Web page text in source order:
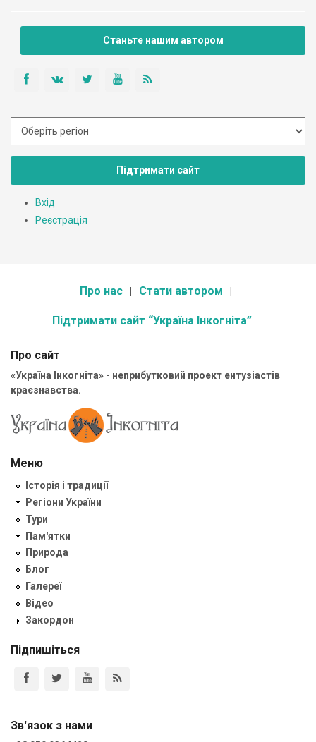
Станьте нашим автором
Підтримати сайт
Вхід
Реєстрація
Про нас Стати автором
Підтримати сайт “Україна Інкогніта”
Про сайт
«Україна Інкогніта» - неприбутковий проект ентузіастів
краєзнавства.
Меню
Історія і традиції
Регіони України
Тури
Пам'ятки
Природа
Блог
Галереї
Відео
Закордон
Підпишіться
Зв'язок з нами